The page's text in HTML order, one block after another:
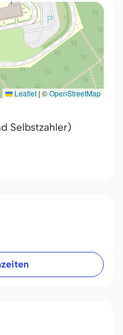
Leaflet | ©OpenStreetMap
Selbstzahler)